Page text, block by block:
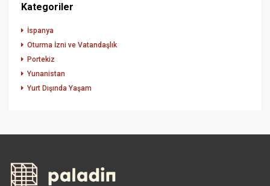
Kategoriler
İspanya
Oturma İzni ve Vatandaşlık
Portekiz
Yunanistan
Yurt Dışında Yaşam